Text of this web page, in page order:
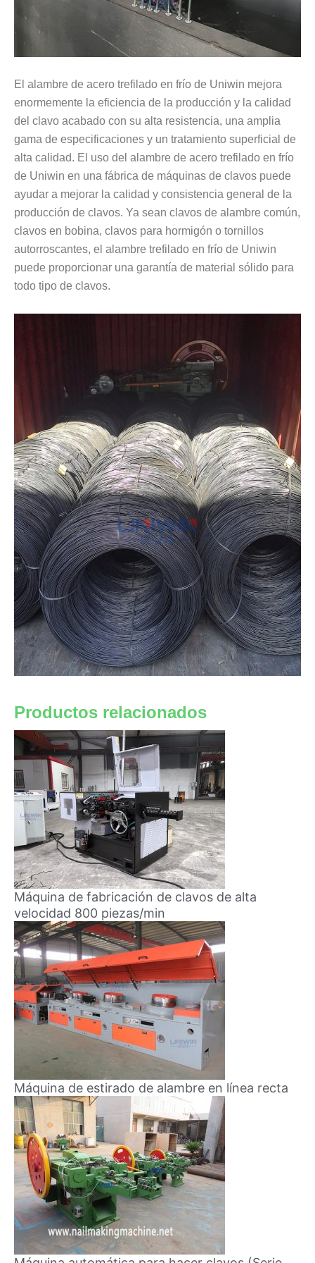
El alambre de acero trefilado en frío de Uniwin mejora
enormemente la eficiencia de la producción y la calidad
del clavo acabado con su alta resistencia, una amplia
gama de especificaciones y un tratamiento superficial de
alta calidad. El uso del alambre de acero trefilado en frío
de Uniwin en una fábrica de máquinas de clavos puede
ayudar a mejorar la calidad y consistencia general de la
producción de clavos. Ya sean clavos de alambre común,
clavos en bobina, clavos para hormigón o tornillos
autorroscantes, el alambre trefilado en frío de Uniwin
puede proporcionar una garantía de material sólido para
todo tipo de clavos.
Productos relacionados
Máquina de fabricación de clavos de alta
velocidad 800 piezas/min
Máquina de estirado de alambre en línea recta